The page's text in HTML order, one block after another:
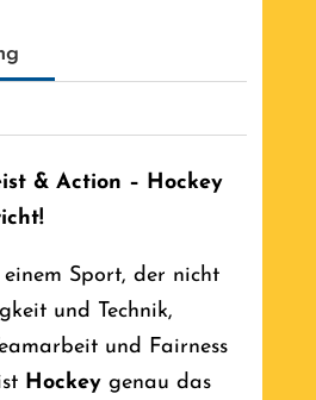
& Action – Hockey
einem Sport, der nicht
und Technik,
und Fairness
Hockey genau das